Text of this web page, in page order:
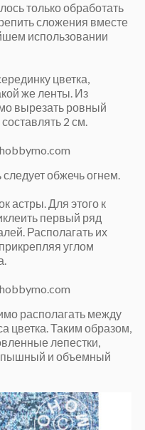
только обработать
сложения вместе
использовании
цветка,
же ленты. Из
вырезать ровный
2 см.
обжечь огнем.
астры. Для этого к
первый ряд
Располагать их
углом
располагать между
цветка. Таким образом,
лепестки,
пышный и объемный